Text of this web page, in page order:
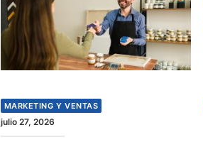
MARKETING Y VENTAS
julio 27, 2026